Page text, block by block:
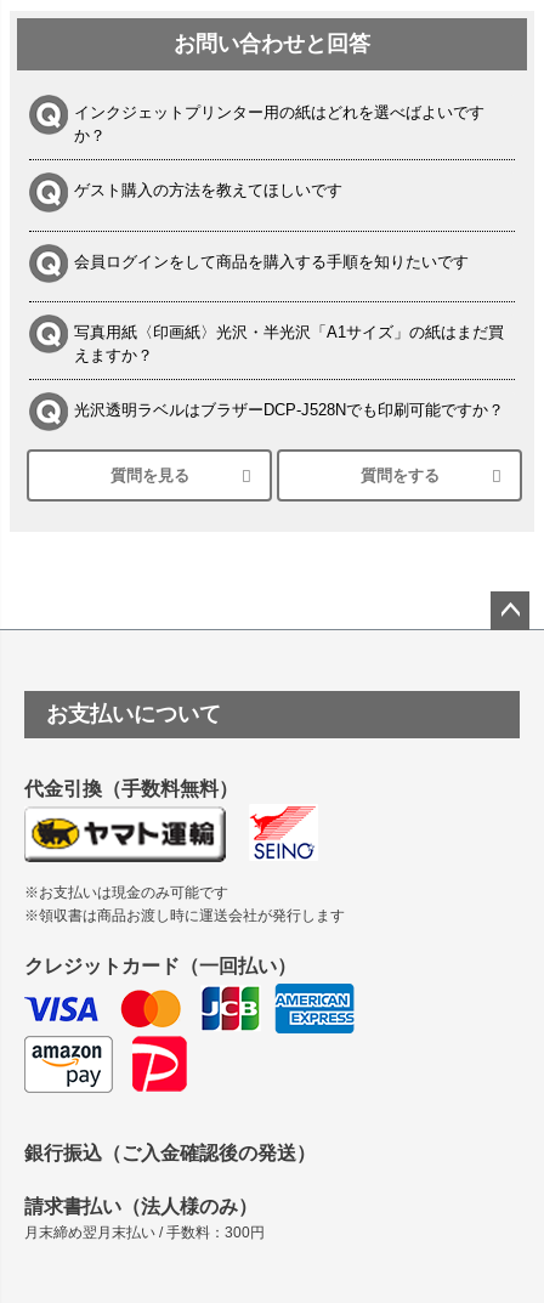
お問い合わせと回答
インクジェットプリンター用の紙はどれを選べばよいです
か？
ゲスト購入の方法を教えてほしいです
会員ログインをして商品を購入する手順を知りたいです
写真用紙〈印画紙〉光沢・半光沢「A1サイズ」の紙はまだ買
えますか？
光沢透明ラベルはブラザーDCP-J528Nでも印刷可能ですか？
シルバーペーパーにEPSON EP-30VAで印刷するときの設定
は？
塩ビのロール紙で離型紙が透明の商品はありますか
つや消し半透明ラベルのロールタイプはありますか？
縦420mm×横650mmの包装紙に適した紙はありますか？
質問を見る 質問をする
ップ
お支払いについて
代金引換（手数料無料）
※お支払いは現金のみ可能です
※領収書は商品お渡し時に運送会社が発行します
クレジットカード（一回払い）
銀行振込（ご入金確認後の発送）
請求書払い（法人様のみ）
月末締め翌月末払い / 手数料：300円